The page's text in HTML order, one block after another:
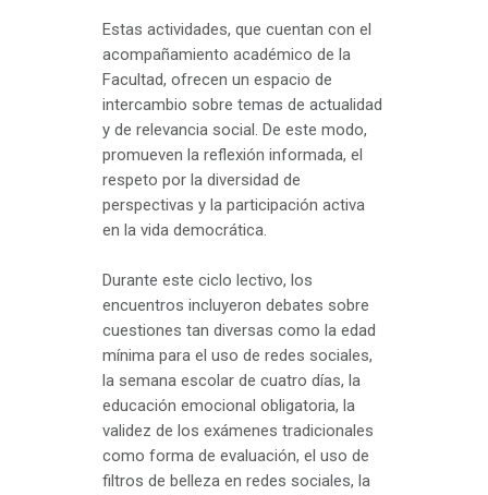
Estas actividades, que cuentan con el
acompañamiento académico de la
Facultad, ofrecen un espacio de
intercambio sobre temas de actualidad
y de relevancia social. De este modo,
promueven la reflexión informada, el
respeto por la diversidad de
perspectivas y la participación activa
en la vida democrática.
Durante este ciclo lectivo, los
encuentros incluyeron debates sobre
cuestiones tan diversas como la edad
mínima para el uso de redes sociales,
la semana escolar de cuatro días, la
educación emocional obligatoria, la
validez de los exámenes tradicionales
como forma de evaluación, el uso de
filtros de belleza en redes sociales, la